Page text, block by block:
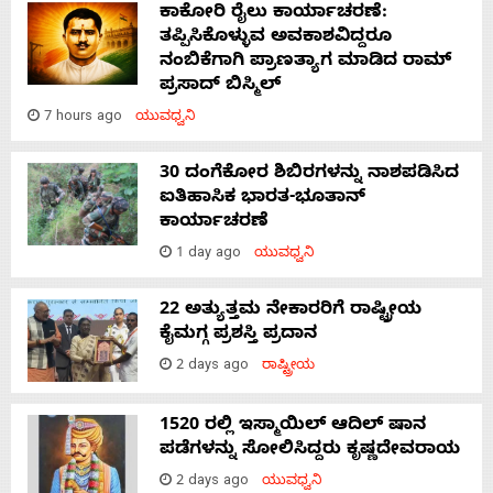
ಕಾಕೋರಿ ರೈಲು ಕಾರ್ಯಾಚರಣೆ:
ತಪ್ಪಿಸಿಕೊಳ್ಳುವ ಅವಕಾಶವಿದ್ದರೂ
ನಂಬಿಕೆಗಾಗಿ ಪ್ರಾಣತ್ಯಾಗ ಮಾಡಿದ ರಾಮ್
ಪ್ರಸಾದ್ ಬಿಸ್ಮಿಲ್
7 hours ago ಯುವಧ್ವನಿ
30 ದಂಗೆಕೋರ ಶಿಬಿರಗಳನ್ನು ನಾಶಪಡಿಸಿದ
ಐತಿಹಾಸಿಕ ಭಾರತ-ಭೂತಾನ್
ಕಾರ್ಯಾಚರಣೆ
1 day ago ಯುವಧ್ವನಿ
22 ಅತ್ಯುತ್ತಮ ನೇಕಾರರಿಗೆ ರಾಷ್ಟ್ರೀಯ
ಕೈಮಗ್ಗ ಪ್ರಶಸ್ತಿ ಪ್ರದಾನ
2 days ago ರಾಷ್ಟ್ರೀಯ
1520 ರಲ್ಲಿ ಇಸ್ಮಾಯಿಲ್ ಆದಿಲ್ ಷಾನ
ಪಡೆಗಳನ್ನು ಸೋಲಿಸಿದ್ದರು ಕೃಷ್ಣದೇವರಾಯ
2 days ago ಯುವಧ್ವನಿ